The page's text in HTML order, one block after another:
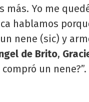
más. Yo me
hablamos
nene (sic) y
de Brito,
un nene?”.